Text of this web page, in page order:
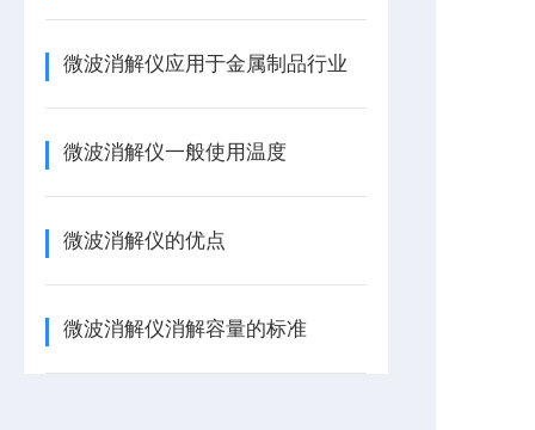
微波消解仪应用于金属制品行业
微波消解仪一般使用温度
微波消解仪的优点
微波消解仪消解容量的标准